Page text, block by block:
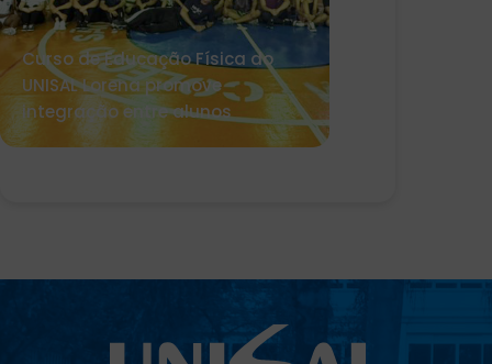
Curso de Educação Física do
UNISAL Lorena promove
integração entre alunos